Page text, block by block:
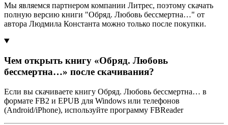
Мы являемся партнером компании Литрес, поэтому скачать
полную версию книги "Обряд. Любовь бессмертна…" от
автора Людмила Константа можно только после покупки.
Чем открыть книгу «Обряд. Любовь
бессмертна…» после скачивания?
Если вы скачиваете книгу Обряд. Любовь бессмертна… в
формате FB2 и EPUB для Windows или телефонов
(Android/iPhone), используйте программу FBReader